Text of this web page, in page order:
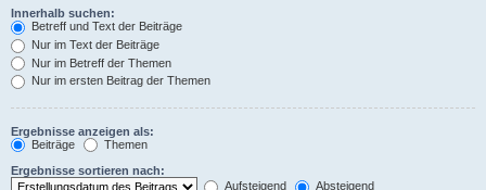
Innerhalb suchen:
Betreff und Text der Beiträge
Nur im Text der Beiträge
Nur im Betreff der Themen
Nur im ersten Beitrag der Themen
Ergebnisse anzeigen als:
Beiträge
Themen
Ergebnisse sortieren nach:
Aufsteigend
Absteigend